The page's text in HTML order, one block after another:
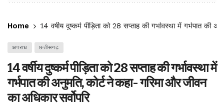
Home 14 वर्षीय दुष्कर्म पीड़िता को 28 सप्ताह की गर्भावस्था में गर्भपात की
अपराध छत्तीसगढ़
14 वर्षीय दुष्कर्म पीड़िता को 28 सप्ताह की गर्भावस्था में
गर्भपात की अनुमति, कोर्ट ने कहा- गरिमा और जीवन
का अधिकार सर्वोपरि